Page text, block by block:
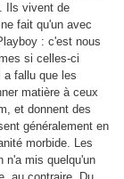
Ils vivent de
fait qu'un avec
: c'est nous
si celles-ci
fallu que les
matière à ceux
et donnent des
généralement en
morbide. Les
n'a mis quelqu'un